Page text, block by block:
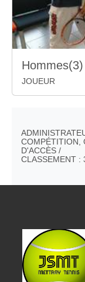
JOUEUR
COMPÉTITION,
D'ACCÈS /
CLASSEMENT :